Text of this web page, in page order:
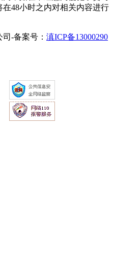
48小时之内对相关内容进行
-备案号： 滇ICP备13000290